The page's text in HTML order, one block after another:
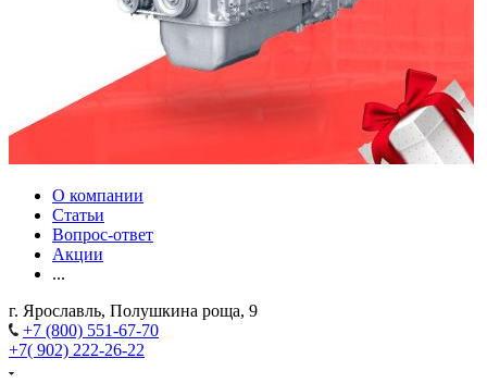
О компании
Статьи
Вопрос-ответ
Акции
...
г. Ярославль, Полушкина роща, 9
+7 (800) 551-67-70
+7( 902) 222-26-22